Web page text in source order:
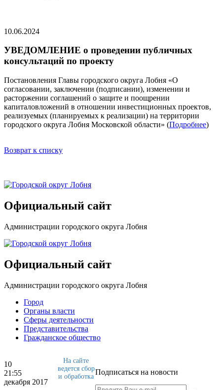
10.06.2024
УВЕДОМЛЕНИЕ о проведении публичных
консультаций по проекту
Постановления Главы городского округа Лобня «О
согласовании, заключении (подписании), изменении и
расторжении соглашений о защите и поощрении
капиталовложений в отношении инвестиционных проектов,
реализуемых (планируемых к реализации) на территории
городского округа Лобня Московской области» (Подробнее)
Возврат к списку
Официальный сайт
Администрации городского округа Лобня
Официальный сайт
Администрации городского округа Лобня
Город
Органы власти
Сферы деятельности
Представительства
Гражданское общество
10
21:55
декабря 2017
Подписаться на новости
На сайте
ведется сбор
и обработка